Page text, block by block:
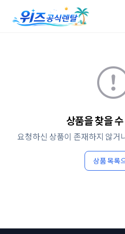
상품을 찾을
요청하신 상품이 존재하지 않거
상품 목록